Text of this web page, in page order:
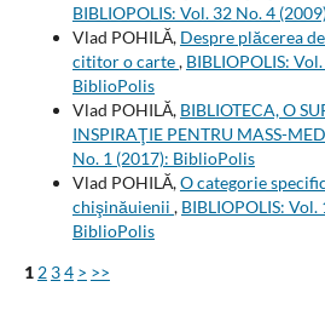
BIBLIOPOLIS: Vol. 32 No. 4
Vlad POHILĂ, Despre plăcerea
cititor o carte, BIBLIOPOLIS:
BiblioPolis
Vlad POHILĂ, BIBLIOTECA, O
INSPIRAŢIE PENTRU MASS-
No. 1 (2017): BiblioPolis
Vlad POHILĂ,O categorie
chişinăuienii , BIBLIOPOLIS: Vol.
BiblioPolis
1 2 34 > >>